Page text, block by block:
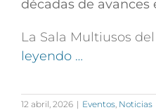
décadas de avances
La Sala Multiusos
leyendo …
12 abril, 2026 | Eventos Noticias